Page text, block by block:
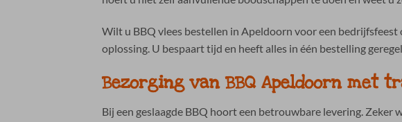
Wilt u BBQ vlees bestellen in Apeldoorn voor een
oplossing. U bespaart tijd en heeft alles in één bestelling
Bezorging van BBQ Apeldoorn met
Bij een geslaagde BBQ hoort een betrouwbare levering.